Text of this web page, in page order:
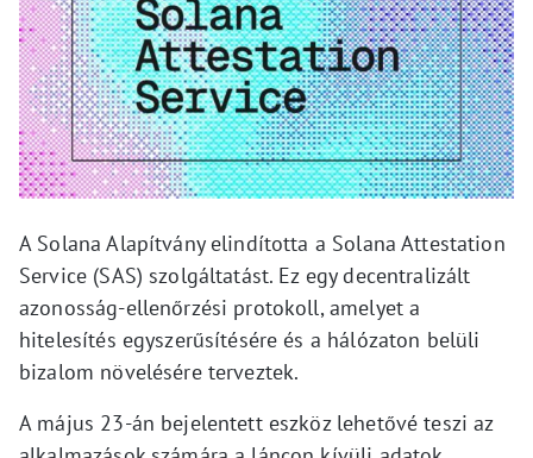
A Solana Alapítvány elindította a Solana Attestation
Service (SAS) szolgáltatást. Ez egy decentralizált
azonosság-ellenőrzési protokoll, amelyet a
hitelesítés egyszerűsítésére és a hálózaton belüli
bizalom növelésére terveztek.
A május 23-án bejelentett eszköz lehetővé teszi az